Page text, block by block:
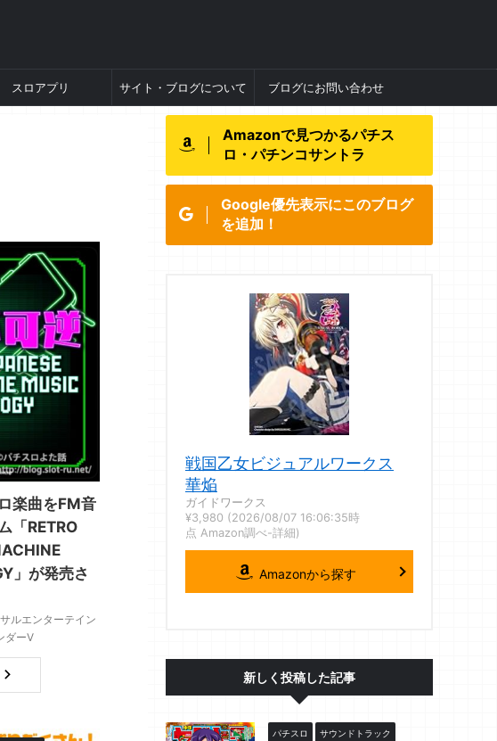
スロアプリ サイト・ブログについて ブログにお問い合わせ
楽曲をFM音
「RETRO
」が発売さ
ルエンターテイン
ダーV
Amazonで見つかるパチス
ロ・パチンコサントラ
Google優先表示にこのブログ
を追加！
戦国乙女ビジュアルワークス
華焔
ガイドワークス
¥3,980 (2026/08/07 16:06:35時
点 Amazon調べ-詳細)
Amazonから探す
新しく投稿した記事
パチスロ サウンドトラック